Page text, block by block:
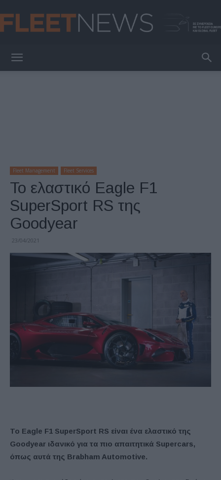
Fleet Management Fleet Services
To ελαστικό Eagle F1
SuperSport RS της
Goodyear
23/04/2021
Το Eagle F1 SuperSport RS είναι ένα ελαστικό της
Goodyear ιδανικό για τα πιο απαιτητικά Supercars,
όπως αυτά της Brabham Automotive.